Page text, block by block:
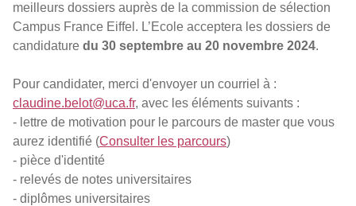
meilleurs dossiers auprès de la commission de sélection
Campus France Eiffel. L’Ecole acceptera les dossiers de
candidature du 30 septembre au 20 novembre 2024.
Pour candidater, merci d'envoyer un courriel à :
claudine.belot@uca.fr, avec les éléments suivants :
- lettre de motivation pour le parcours de master que vous
aurez identifié (Consulter les parcours)
- pièce d'identité
- relevés de notes universitaires
- diplômes universitaires